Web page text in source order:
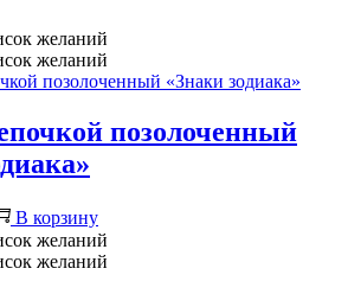
на
товара.
желаний
желаний
позолоченный
В корзину
желаний
желаний